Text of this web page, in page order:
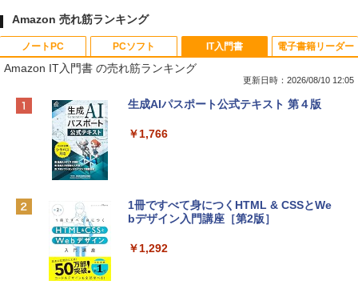
Amazon 売れ筋ランキング
ノートPC
Apple 2026 MacBook Neo A18 Proチッ
e Intelligenceのために設計、Liquid Ret
￥119,800
tomtoc 360°保護 15.6 16インチ パソコ
PCソフト
Robloxギフトカード - 800 Robux 【限
インゲームコード】 ロブロックス | オン
Robloxギフトカード - 2,000 Robux 【限
インゲームコード】 ロブロックス | オン
IT入門書
Amazon IT入門書 の売れ筋ランキング
更新日時：2026/08/10 12:05
生成AIパスポート公式テキスト 第４版
￥1,766
1冊ですべて身につくHTML & CSSとWe
bデザイン入門講座［第2版］
￥1,292
電子書籍リーダー